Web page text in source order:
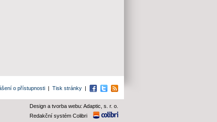
o přístupnosti | Tisk stránky | Facebook
TwitterRSS
Design a tvorba webu: Adaptic, s. r. o.
Redakční systém Colibri